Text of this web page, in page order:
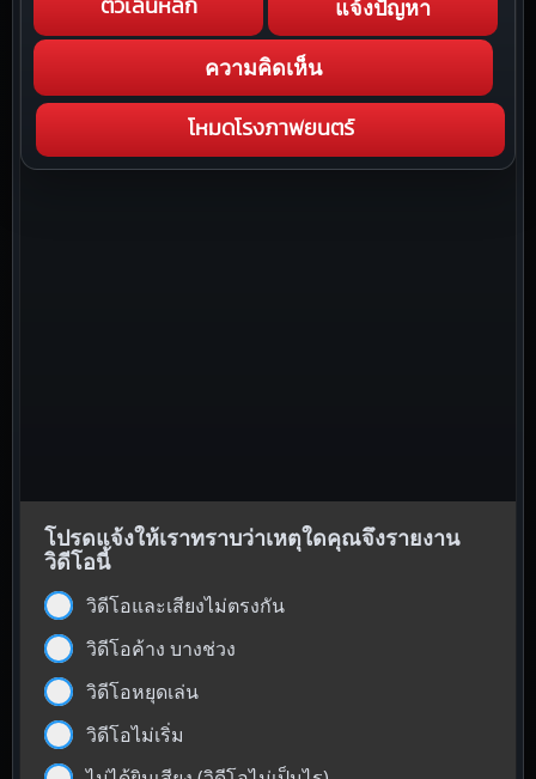
ตัวเล่นหลัก แจ้งปัญหา
ความคิดเห็น
โหมดโรงภาพยนตร์
โปรดแจ้งให้เราทราบว่าเหตุใดคุณจึงรายงาน
วิดีโอนี้
วิดีโอและเสียงไม่ตรงกัน
วิดีโอค้าง บางช่วง
วิดีโอหยุดเล่น
วิดีโอไม่เริ่ม